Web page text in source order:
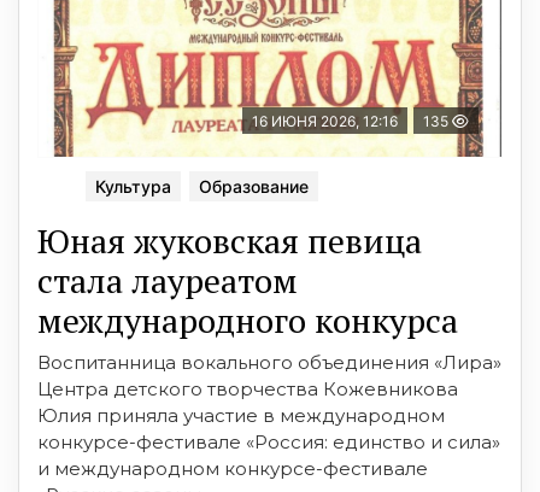
16 ИЮНЯ 2026, 12:16 135
Культура Образование
Юная жуковская певица
стала лауреатом
международного конкурса
Воспитанница вокального объединения «Лира»
Центра детского творчества Кожевникова
Юлия приняла участие в международном
конкурсе-фестивале «Россия: единство и сила»
и международном конкурсе-фестивале